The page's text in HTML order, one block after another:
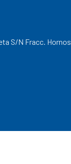
S/N Fracc. Hornos